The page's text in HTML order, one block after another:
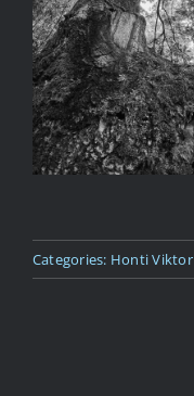
Categories: Honti Viktor